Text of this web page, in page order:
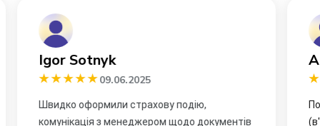
Андрій Довгошия
09.06.2025
Повне КАСКО. 10.04.2025 потрапив в ДТП
(в'їхали в задній бампер). Оператор в